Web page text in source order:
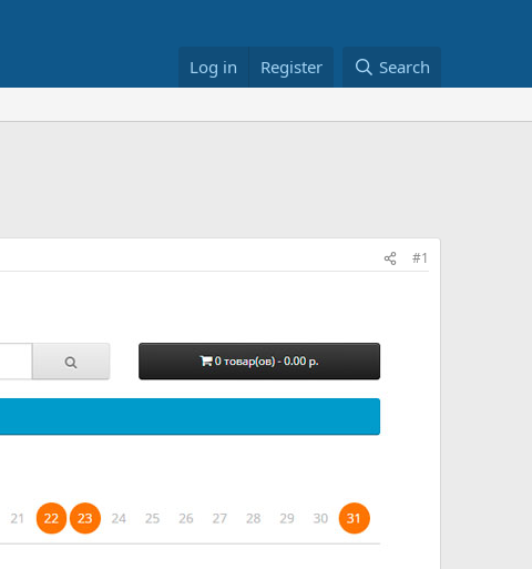
Log in Register Search
#1